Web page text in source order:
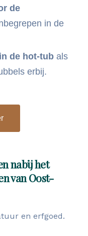
de
in de
de hot-tub als
erbij.
nabij het
van Oost-
en erfgoed.